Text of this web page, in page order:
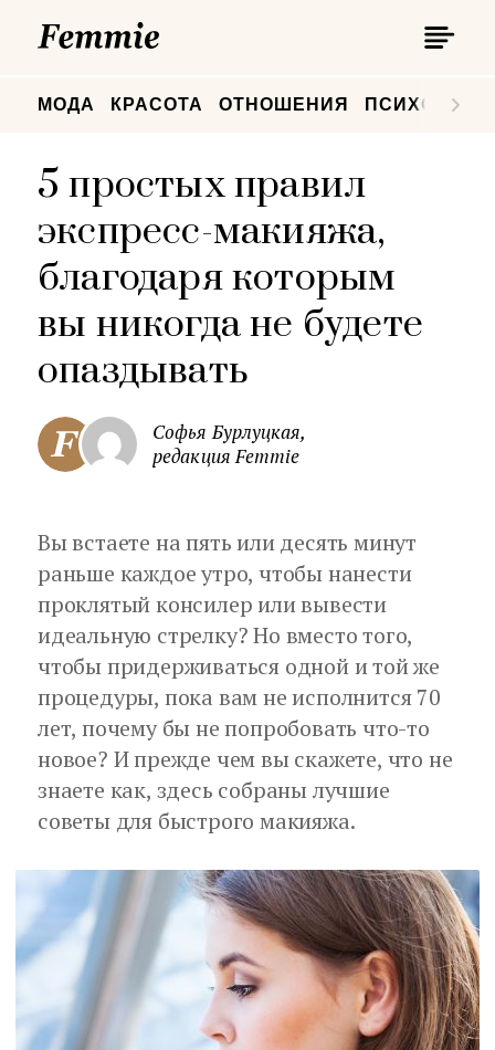
МОДА КРАСОТА ОТНОШЕНИЯ
5 простых правил
экспресс-макияжа,
благодаря которым
вы никогда не будете
опаздывать
Софья Бурлуцкая,
редакция Femmie
Вы встаете на пять или десять минут
раньше каждое утро, чтобы нанести
проклятый консилер или вывести
идеальную стрелку? Но вместо того,
чтобы придерживаться одной и той же
процедуры, пока вам не исполнится 70
лет, почему бы не попробовать что-то
новое? И прежде чем вы скажете, что не
знаете как, здесь собраны лучшие
советы для быстрого макияжа.